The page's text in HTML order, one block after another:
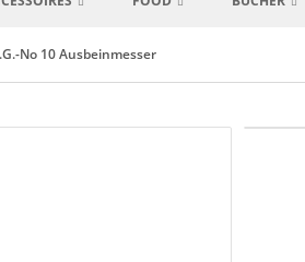
No 10 Ausbeinmesser